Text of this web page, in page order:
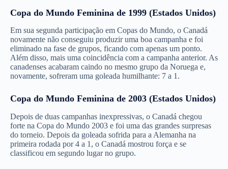
Copa do Mundo Feminina de 1999 (Estados Unidos)
Em sua segunda participação em Copas do Mundo, o Canadá
novamente não conseguiu produzir uma boa campanha e foi
eliminado na fase de grupos, ficando com apenas um ponto.
Além disso, mais uma coincidência com a campanha anterior. As
canadenses acabaram caindo no mesmo grupo da Noruega e,
novamente, sofreram uma goleada humilhante: 7 a 1.
Copa do Mundo Feminina de 2003 (Estados Unidos)
Depois de duas campanhas inexpressivas, o Canadá chegou
forte na Copa do Mundo 2003 e foi uma das grandes surpresas
do torneio. Depois da goleada sofrida para a Alemanha na
primeira rodada por 4 a 1, o Canadá mostrou força e se
classificou em segundo lugar no grupo.